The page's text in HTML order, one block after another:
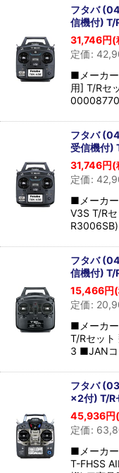
フタバ
信機付) T/
31,746円(
定価:
■メーカ
用] T/Rセ
フタバ
受信機付)
31,746円(
定価:
■メーカ
V3S T/R
フタバ
信機付) T/
15,466円
定価:
■メーカ
T/Rセッ
3 ■JAN
フタバ
×2付) T/R
45,936円
定価:
■メーカ
T-FHSS